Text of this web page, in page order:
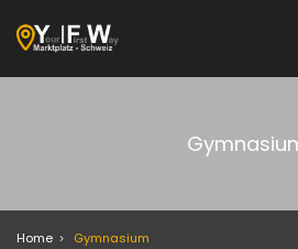
Home Gymnasium